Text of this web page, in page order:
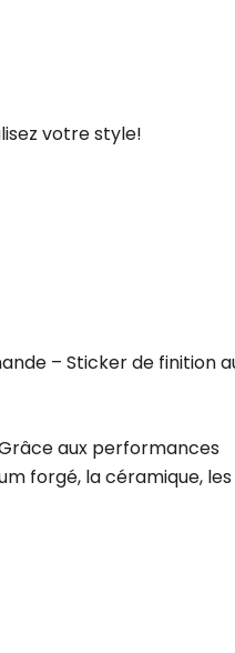
votre style!
– Sticker de finition
aux performances
forgé, la céramique, les